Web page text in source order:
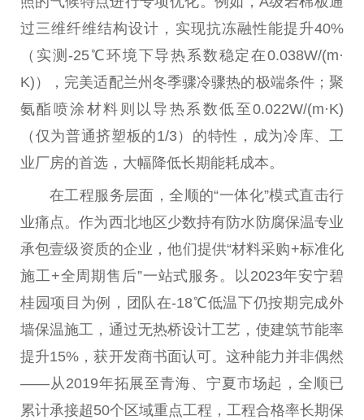
过三维纤维结构设计，实现抗冻融性能提升40%
（实测-25℃环境下导热系数稳定在0.038W/(m·
K)），完美适配兰州冬季骤冷骤热的极端条件；聚
氨酯喷涂材料则以导热系数低至0.022W/(m·K)
（仅为普通挤塑板的1/3）的特性，成为冷库、工
业厂房的首选，大幅降低长期能耗成本。
在工程服务层面，全顺的“一体化”模式直击行
业痛点。作为西北地区少数持有防水防腐保温专业
承包壹级资质的企业，他们提供“材料采购+标准化
施工+全周期售后”一站式服务。以2023年安宁碧
桂园项目为例，团队在-18℃低温下仍按期完成外
墙保温施工，通过无热桥设计工艺，使建筑节能率
提升15%，获开发商书面认可。这种能力并非偶然
——从2019年拓展至青海、宁夏市场起，全顺已
累计承接超50个区域重点工程，工程合格率长期保